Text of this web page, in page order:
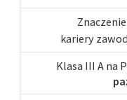
kariery
Klasa III A na